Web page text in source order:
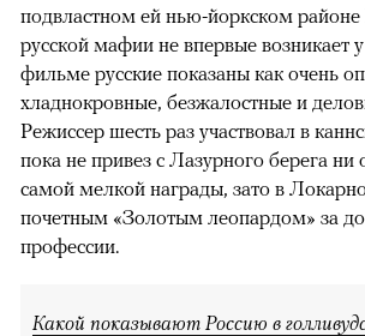
подвластном ей нью-йоркском
русской мафии не впервые возникает
фильме русские показаны как очень
хладнокровные, безжалостные и
Режиссер шесть раз участвовал в
пока не привез с Лазурного берега
самой мелкой награды, зато в
почетным «Золотым леопардом» за
профессии.
Какой показывают Россию в